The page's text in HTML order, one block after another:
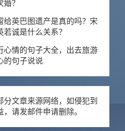
？
给英巴图遗产是真的吗？宋
若诚是什么关系？
心情的句子大全，出去旅游
的句子说说
分文章来源网络，如侵犯到
，请发邮件申请删除。